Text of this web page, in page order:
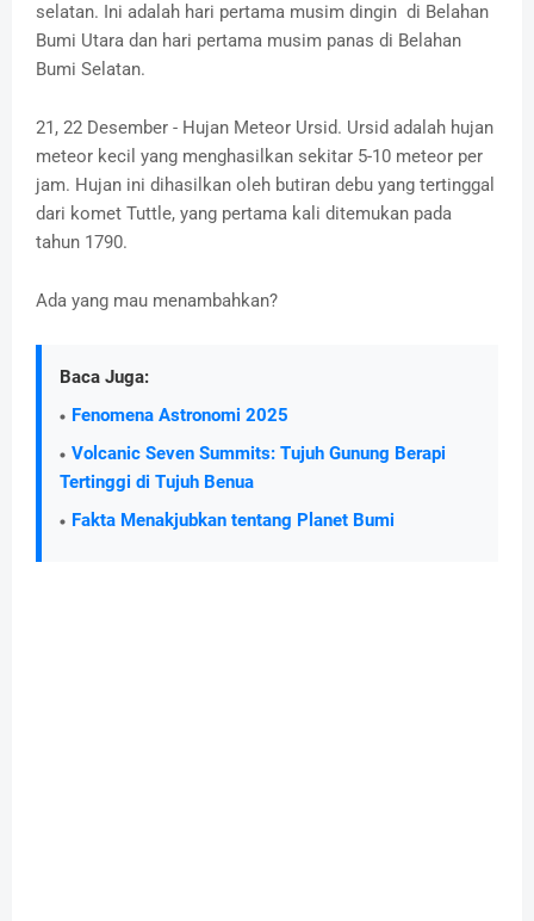
selatan. Ini adalah hari pertama musim dingin di Belahan
Bumi Utara dan hari pertama musim panas di Belahan
Bumi Selatan.
21, 22 Desember - Hujan Meteor Ursid. Ursid adalah hujan
meteor kecil yang menghasilkan sekitar 5-10 meteor per
jam. Hujan ini dihasilkan oleh butiran debu yang tertinggal
dari komet Tuttle, yang pertama kali ditemukan pada
tahun 1790.
Ada yang mau menambahkan?
Baca Juga:
Fenomena Astronomi 2025
Volcanic Seven Summits: Tujuh Gunung Berapi
Tertinggi di Tujuh Benua
Fakta Menakjubkan tentang Planet Bumi